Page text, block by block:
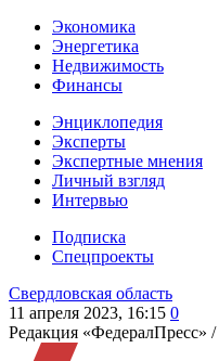
Экономика
Энергетика
Недвижимость
Финансы
Энциклопедия
Эксперты
Экспертные мнения
Личный взгляд
Интервью
Подписка
Спецпроекты
Свердловская область
11 апреля 2023, 16:15 0
Редакция «ФедералПресс» /